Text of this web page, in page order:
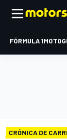
FÓRMULA 1
CRÓNICA DE